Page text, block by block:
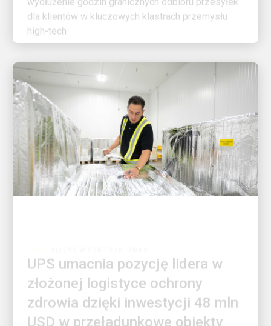
high-tech
złożonej logistyce ochrony
zdrowia dzięki inwestycji 48 mln
USD w przeładunkowe obiekty
cross-dock dla frachtu z